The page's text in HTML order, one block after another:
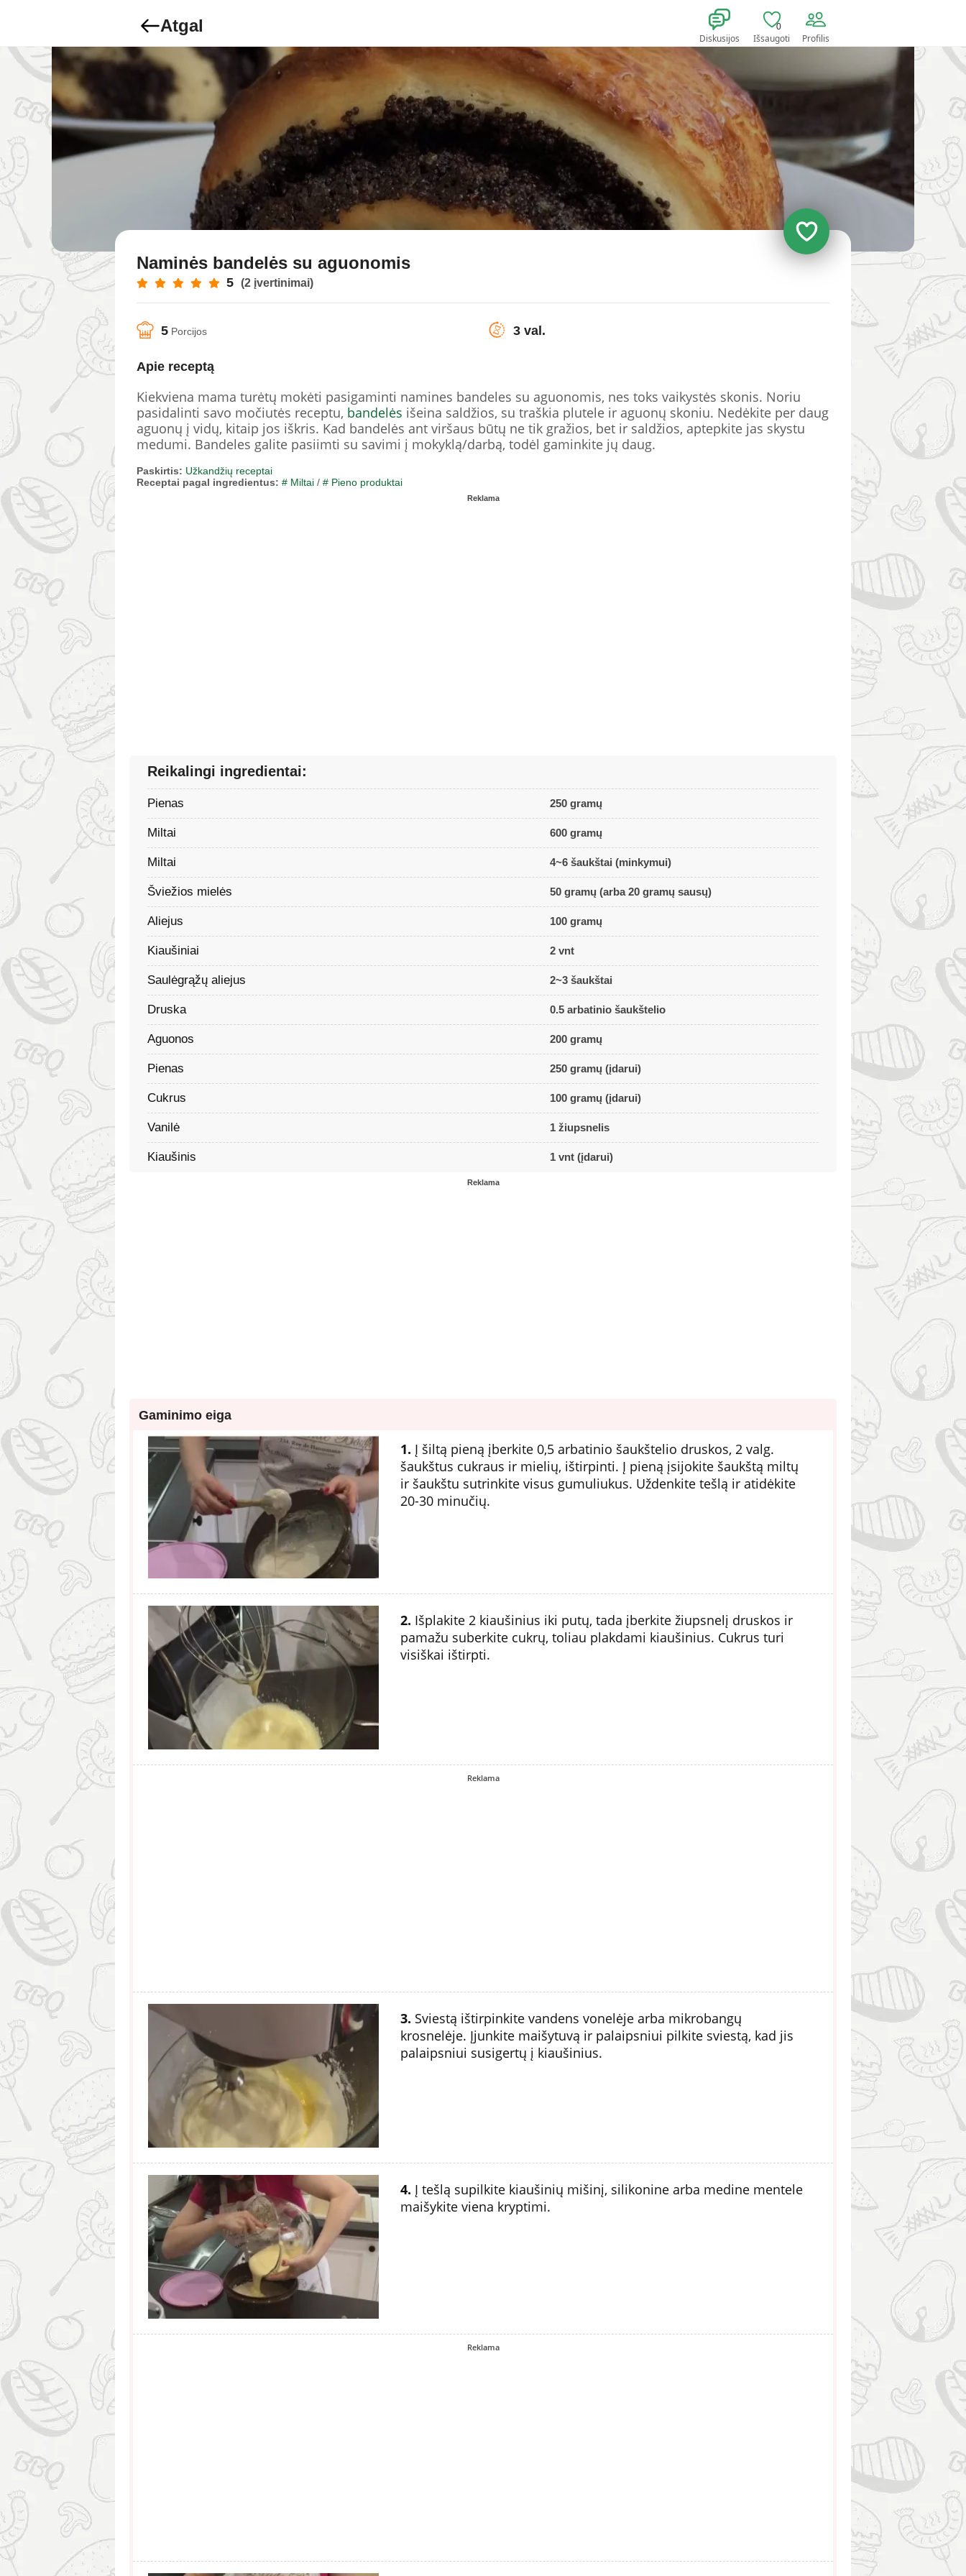
Atgal
Diskusijos
0
Išsaugoti Profilis
Naminės bandelės su aguonomis
5 (2 įvertinimai)
5 Porcijos 3 val.
Apie receptą
Kiekviena mama turėtų mokėti pasigaminti namines bandeles su aguonomis, nes toks vaikystės skonis. Noriu
pasidalinti savo močiutės receptu, bandelės išeina saldžios, su traškia plutele ir aguonų skoniu. Nedėkite per daug
aguonų į vidų, kitaip jos iškris. Kad bandelės ant viršaus būtų ne tik gražios, bet ir saldžios, aptepkite jas skystu
medumi. Bandeles galite pasiimti su savimi į mokyklą/darbą, todėl gaminkite jų daug.
Paskirtis: Užkandžių receptai
Receptai pagal ingredientus: # Miltai / # Pieno produktai
Reklama
Reikalingi ingredientai:
Pienas 250 gramų
Miltai 600 gramų
Miltai 4~6 šaukštai (minkymui)
Šviežios mielės 50 gramų (arba 20 gramų sausų)
Aliejus 100 gramų
Kiaušiniai 2 vnt
Saulėgrąžų aliejus 2~3 šaukštai
Druska 0.5 arbatinio šaukštelio
Aguonos 200 gramų
Pienas 250 gramų (įdarui)
Cukrus 100 gramų (įdarui)
Vanilė 1 žiupsnelis
Kiaušinis 1 vnt (įdarui)
Reklama
Gaminimo eiga
1. Į šiltą pieną įberkite 0,5 arbatinio šaukštelio druskos, 2 valg.
šaukštus cukraus ir mielių, ištirpinti. Į pieną įsijokite šaukštą miltų
ir šaukštu sutrinkite visus gumuliukus. Uždenkite tešlą ir atidėkite
20-30 minučių.
2. Išplakite 2 kiaušinius iki putų, tada įberkite žiupsnelį druskos ir
pamažu suberkite cukrų, toliau plakdami kiaušinius. Cukrus turi
visiškai ištirpti.
Reklama
3. Sviestą ištirpinkite vandens vonelėje arba mikrobangų
krosnelėje. Įjunkite maišytuvą ir palaipsniui pilkite sviestą, kad jis
palaipsniui susigertų į kiaušinius.
4. Į tešlą supilkite kiaušinių mišinį, silikonine arba medine mentele
maišykite viena kryptimi.
Reklama